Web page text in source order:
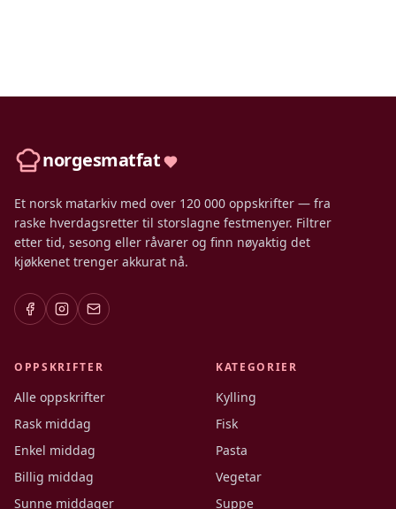
norgesmatfat
Et norsk matarkiv med over 120 000 oppskrifter — fra
raske hverdagsretter til storslagne festmenyer. Filtrer
etter tid, sesong eller råvarer og finn nøyaktig det
kjøkkenet trenger akkurat nå.
OPPSKRIFTER
Alle oppskrifter
Rask middag
Enkel middag
Billig middag
Sunne middager
KATEGORIER
Kylling
Fisk
Pasta
Vegetar
Suppe